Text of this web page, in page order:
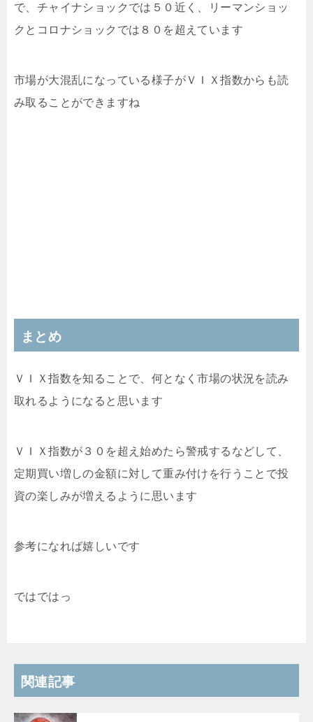
で、チャイナショックでは５０近く、リーマンショッ
クとコロナショックでは８０を超えています
市場が大混乱になっている様子がＶＩＸ指数からも読
み取ることができますね
まとめ
ＶＩＸ指数を知ることで、何となく市場の状況を読み
取れるようになると思います
ＶＩＸ指数が３０を超え始めたら警戒するなどして、
定期買い増しの金額に対して重み付けを行うことで投
資の楽しみが増えるように思います
参考になれば嬉しいです
ではではっ
関連記事